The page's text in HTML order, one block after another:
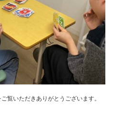
覧いただきありがとうございます。